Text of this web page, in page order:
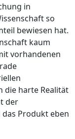
in
so
bewiesen hat.
kaum
vorhandenen
die harte Realität
der
Produkt eben